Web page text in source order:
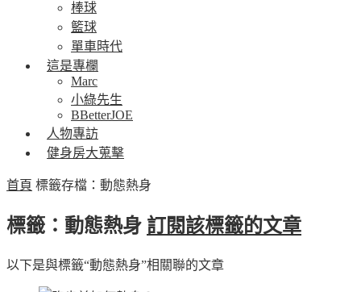
棒球
籃球
單車時代
這是專欄
Marc
小綠先生
BBetterJOE
人物專訪
健身房大蒐擊
首頁 標籤存檔：動態熱身
標籤：動態熱身 訂閱該標籤的文章
以下是與標籤“動態熱身”相關聯的文章